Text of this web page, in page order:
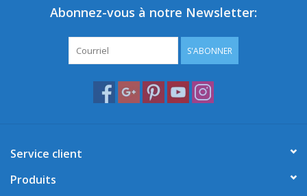
Abonnez-vous à notre Newsletter:
S'ABONNER
Service client
Produits